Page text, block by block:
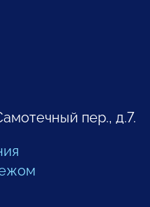
пер., д.7.